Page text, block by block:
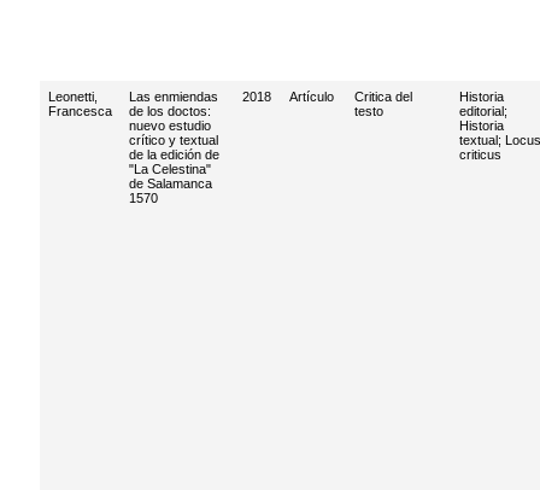
Leonetti,
Francesca
Las enmiendas
de los doctos:
nuevo estudio
crítico y textual
de la edición de
"La Celestina"
de Salamanca
1570
2018 Artículo
Critica del
testo
Historia
editorial;
Historia
textual; Locus
criticus